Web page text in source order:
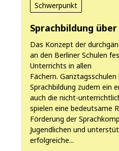
Schwerpunkt
Sprachbildung
Das Konzept der
an den Berliner Schulen
Unterrichts in allen
Fächern.
Sprachbildung zudem ein
auch die nicht-
spielen eine bedeutsame
Förderung der
Jugendlichen und
erfolgreiche...